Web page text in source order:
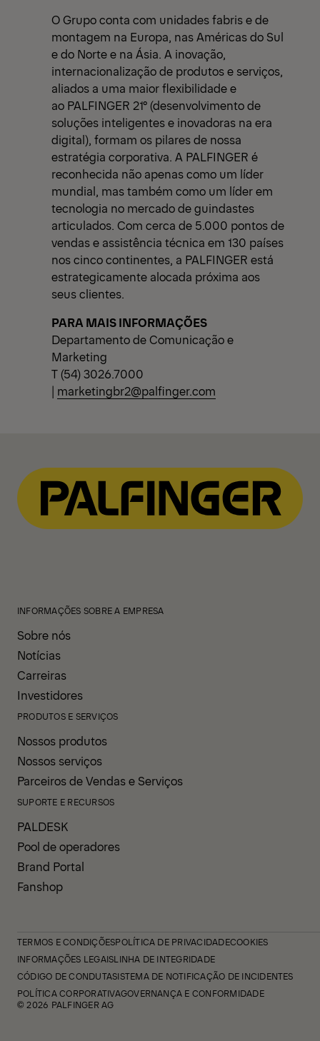
O Grupo conta com unidades fabris e de
montagem na Europa, nas Américas do Sul
e do Norte e na Ásia. A inovação,
internacionalização de produtos e serviços,
aliados a uma maior flexibilidade e
ao PALFINGER 21° (desenvolvimento de
soluções inteligentes e inovadoras na era
digital), formam os pilares de nossa
estratégia corporativa. A PALFINGER é
reconhecida não apenas como um líder
mundial, mas também como um líder em
tecnologia no mercado de guindastes
articulados. Com cerca de 5.000 pontos de
vendas e assistência técnica em 130 países
nos cinco continentes, a PALFINGER está
estrategicamente alocada próxima aos
seus clientes.
PARA MAIS INFORMAÇÕES
Departamento de Comunicação e
Marketing
T (54) 3026.7000
| marketingbr2@palfinger.com
INFORMAÇÕES SOBRE A EMPRESA
Sobre nós
Notícias
Carreiras
Investidores
PRODUTOS E SERVIÇOS
Nossos produtos
Nossos serviços
Parceiros de Vendas e Serviços
SUPORTE E RECURSOS
PALDESK
Pool de operadores
Brand Portal
Fanshop
TERMOS E CONDIÇÕESPOLÍTICA DE PRIVACIDADECOOKIES
INFORMAÇÕES LEGAISLINHA DE INTEGRIDADE
CÓDIGO DE CONDUTASISTEMA DE NOTIFICAÇÃO DE INCIDENTES
POLÍTICA CORPORATIVAGOVERNANÇA E CONFORMIDADE
© 2026 PALFINGER AG